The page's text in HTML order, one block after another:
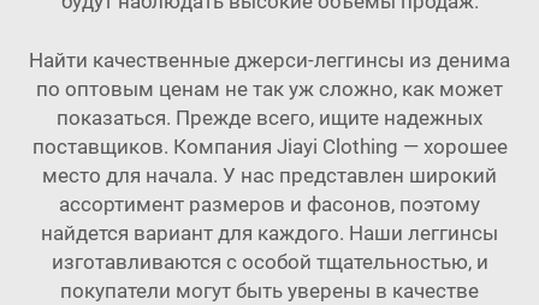
Найти качественные джерси-леггинсы из денима
по оптовым ценам не так уж сложно, как может
показаться. Прежде всего, ищите надежных
поставщиков. Компания Jiayi Clothing — хорошее
место для начала. У нас представлен широкий
ассортимент размеров и фасонов, поэтому
найдется вариант для каждого. Наши леггинсы
изготавливаются с особой тщательностью, и
покупатели могут быть уверены в качестве